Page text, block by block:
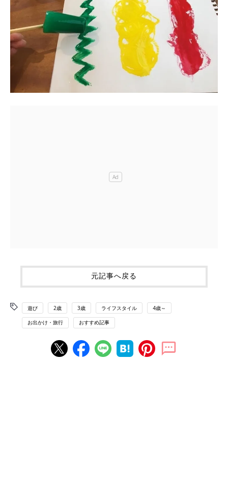
元記事へ戻る
遊び 2歳 3歳 ライフスタイル 4歳～
お出かけ・旅行 おすすめ記事